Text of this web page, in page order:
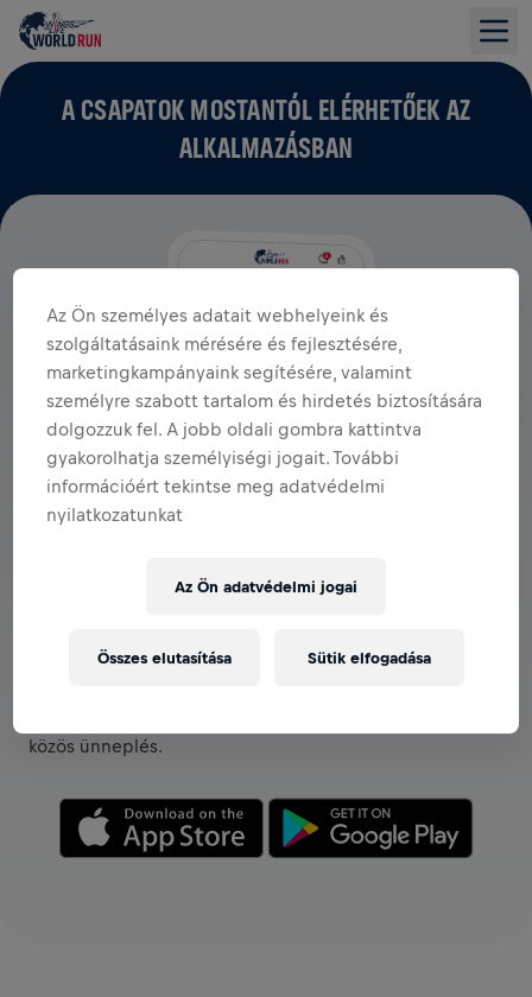
A CSAPATOK MOSTANTÓL ELÉRHETŐEK AZ
ALKALMAZÁSBAN
Akár már egy csapat tagja vagy, akár sajátot hozol létre,
közös ünneplés.
Az Ön személyes adatait webhelyeink és
szolgáltatásaink mérésére és fejlesztésére,
marketingkampányaink segítésére, valamint
személyre szabott tartalom és hirdetés biztosítására
dolgozzuk fel. A jobb oldali gombra kattintva
gyakorolhatja személyiségi jogait. További
információért tekintse meg adatvédelmi
nyilatkozatunkat
Az Ön adatvédelmi jogai
Összes elutasítása Sütik elfogadása